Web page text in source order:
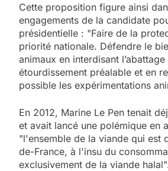
Cette proposition figure ainsi
engagements de la candidate
présidentielle : "Faire de la
priorité nationale. Défendre le
animaux en interdisant l’abattage
étourdissement préalable et en
possible les expérimentations
En 2012, Marine Le Pen tenait
et avait lancé une polémique en
"l'ensemble de la viande qui est
de-France, à l'insu du
exclusivement de la viande